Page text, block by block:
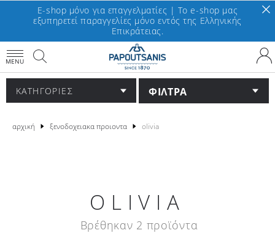
E-shop μόνο για επαγγελματίες | To e-shop μας
εξυπηρετεί παραγγελίες μόνο εντός της Ελληνικής
Επικράτειας.
MENU
ΚΑΤΗΓΟΡΙΕΣ ΦΙΛΤΡΑ
αρχική ξενοδοχειακα προιοντα olivia
OLIVIA
Βρέθηκαν 2 προϊόντα